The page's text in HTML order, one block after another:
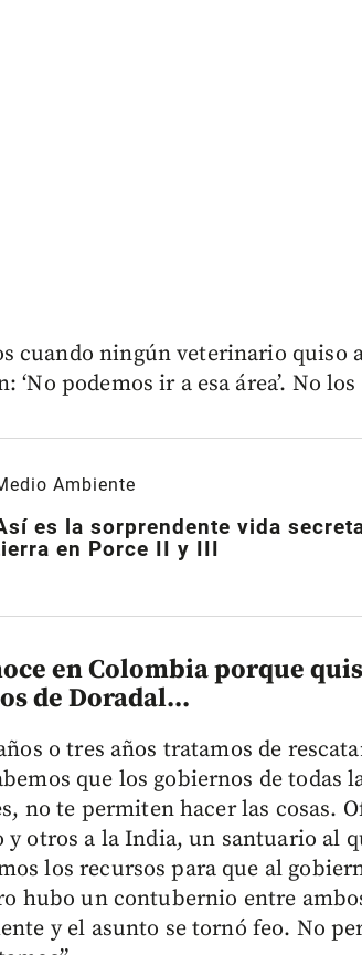
cuando ningún veterinario quiso
‘No podemos ir a esa área’. No los
Ambiente
es la sorprendente vida
en Porce II y III
en Colombia porque
de Doradal...
o tres años tratamos de
que los gobiernos de todas
no te permiten hacer las cosas.
otros a la India, un santuario al
los recursos para que al
hubo un contubernio entre
y el asunto se tornó feo. No